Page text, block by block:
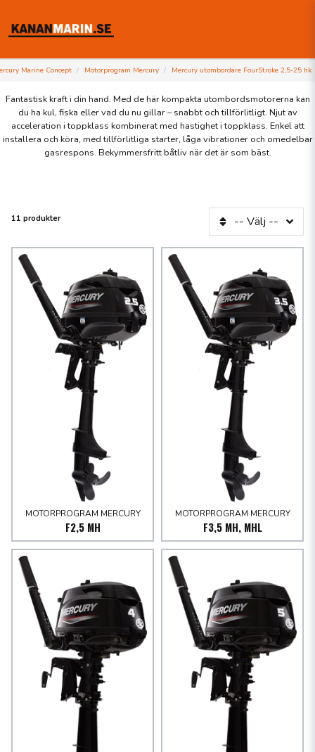
Marine Concept Motorprogram Mercury Mercury utombordare FourStroke 2,5-25 hk
Fantastisk kraft i din hand. Med de här kompakta utombordsmotorerna kan
du ha kul, fiska eller vad du nu gillar – snabbt och tillförlitligt. Njut av
acceleration i toppklass kombinerat med hastighet i toppklass. Enkel att
installera och köra, med tillförlitliga starter, låga vibrationer och omedelbar
gasrespons. Bekymmersfritt båtliv när det är som bäst.
11 produkter -- Välj --
MOTORPROGRAM MERCURY
F2,5 MH
MOTORPROGRAM MERCURY
F3,5 MH, MHL